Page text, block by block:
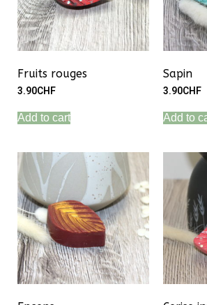
Fruits rouges
3.90CHF
Add to cart
Sapin
3.90CHF
Add to